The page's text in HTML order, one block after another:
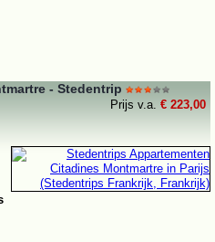
- Stedentrip
Prijs v.a. € 223,00